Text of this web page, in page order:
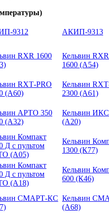
9312 АКИП-9313
RXR 1600
Кельвин
1600 (А54)
RXТ-PRO
(А60)
Кельвин
2300 (А61)
АРТО 350
(А32)
Кельвин
(А20)
Компакт
Д с пультом
(A05)
Кельвин
1300 (К77)
Компакт
Д с пультом
(А18)
Кельвин
600 (К46)
СМАРТ-КС Кельвин
(А68)